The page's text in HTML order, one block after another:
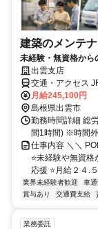
建築のメンテ
未経験・無資格から
出雲支店
交通・アクセス
月給245,100円
島根県出雲市
勤務時間詳細 総
間1時間) ※時間
仕事内容 ＼＼
⭐未経験や無資
応援 ⭐月給２４.
業界未経験者歓迎 車
賞与あり
交通費支給
業務委託